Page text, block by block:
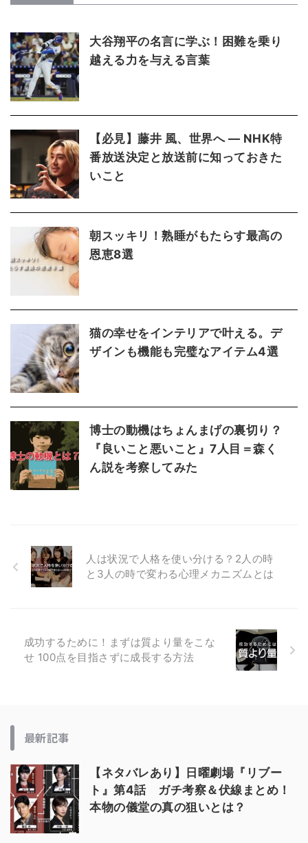
大谷翔平の名言に学ぶ！困難を乗り
越える力を与える言葉
【必見】藤井 風、世界へ ― NHK特
番放送決定と放送前に知っておきた
いこと
朝スッキリ！熟睡がもたらす最高の
恩恵8選
猫の幸せをインテリアで叶える。デ
ザインも機能も完璧なアイテム4選
博士の動機はちょんまげの裏切り？
『良いこと悪いこと』7人目＝森く
ん説を考察してみた
人は状況で人格を使い分ける？2人の時
と3人の時で変わる心理メカニズムとは
成功するために！まずは質より量をこな
せ 100点を目指さずに成長する方法
最新記事
【ネタバレあり】日曜劇場『リブー
ト』第4話 ガチ考察＆伏線まとめ！
本物の儀堂の真の狙いとは？